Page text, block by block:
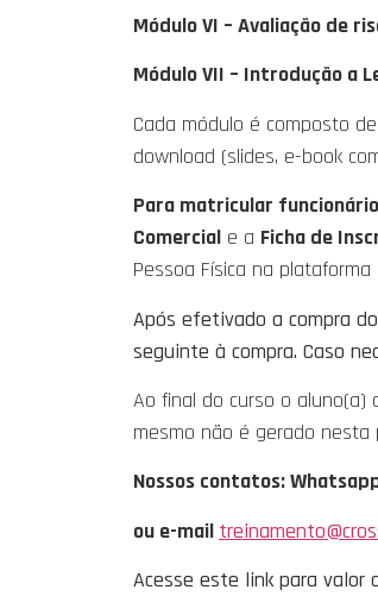
Módulo VI – Avaliação de
Módulo VII – Introdução a
Cada módulo é composto
download (slides, e-book
Para matricular
Comercial e a Ficha de
Pessoa Física na plataforma
Após efetivado a compra
seguinte à compra. Caso
Ao final do curso o aluno(a)
mesmo não é gerado nesta
Nossos contatos:
ou e-mail
Acesse este link para